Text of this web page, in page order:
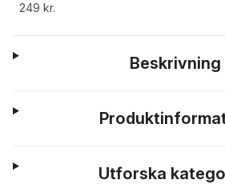
249 kr.
Beskrivning
Utforska